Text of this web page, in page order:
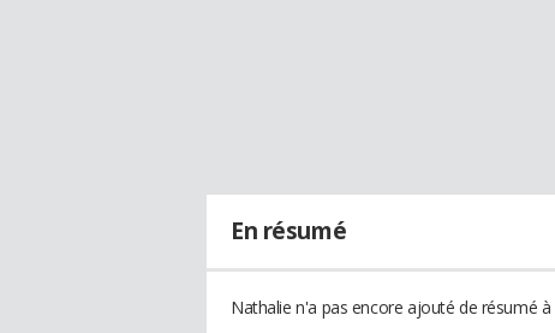
En résumé
Nathalie n'a pas encore ajouté de résumé